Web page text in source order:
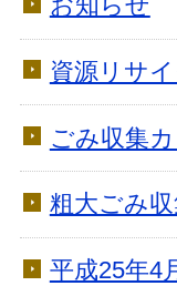
資源リサ
ごみ収集
粗大ごみ
平成25年4